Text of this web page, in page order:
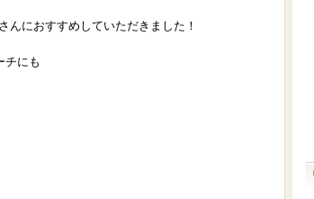
んにおすすめしていただきました！
チにも